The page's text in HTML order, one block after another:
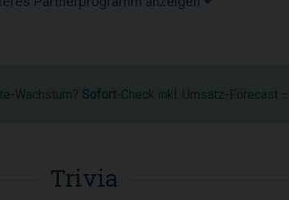
Wachstum? Sofort-Check inkl. Umsatz-Forecast –
Trivia